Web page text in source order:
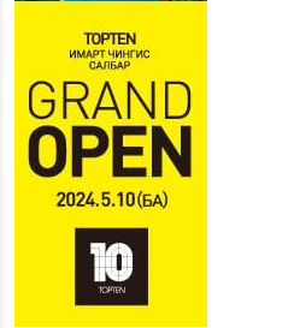
иргэдэд тусламж, үйлчилгээ үзүүлж
2026 оны 7 сар 15 / 11 цаг 30 минут
Хүчит бөхийн барилдааны тавын даваа
үргэлжилж байна
2026 оны 7 сар 15 / 11 цаг 26 минут
Төв цэнгэлдэх орчмын цэвэрлэгээ,
161 ажилтан, 27 техниктэй ажиллаж
2026 оны 7 сар 15 / 11 цаг 22 минут
Наадмын амралтын өдрүүдэд
мэндийн байгууллагууд дараах
ажиллана